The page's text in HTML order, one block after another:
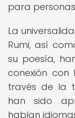
para
La
Rumi, así
su poesía,
conexión
través de la
han sido
hablan